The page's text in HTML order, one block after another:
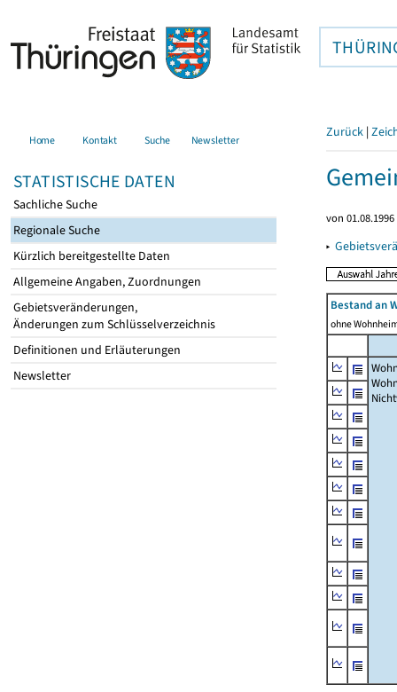
Home Kontakt Suche Newsletter
STATISTISCHE DATEN
Sachliche Suche
Regionale Suche
Kürzlich bereitgestellte Daten
Allgemeine Angaben, Zuordnungen
Gebietsveränderungen,
Änderungen zum Schlüsselverzeichnis
Definitionen und Erläuterungen
Newsletter
Zurück |
von
▸
Bestand an
ohne